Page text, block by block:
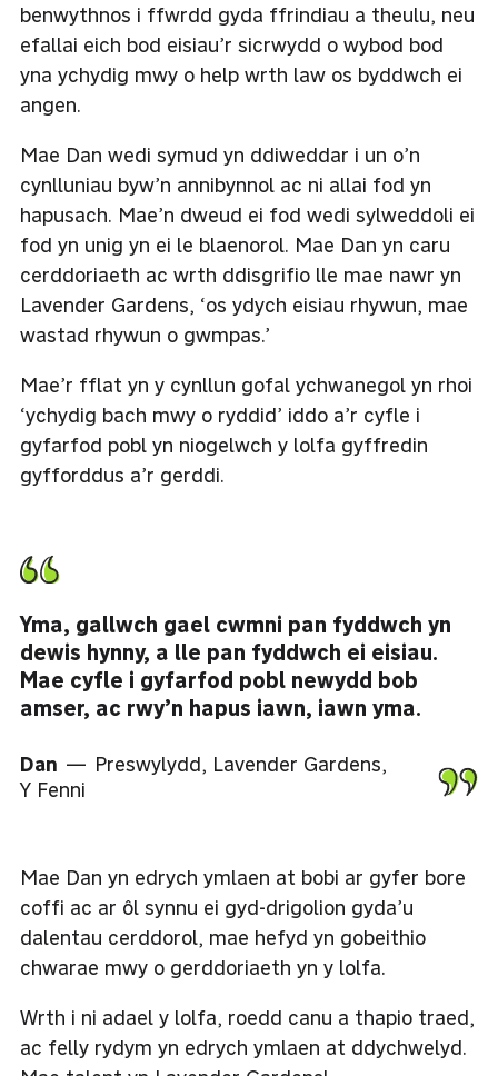
benwythnos i ffwrdd gyda ffrindiau a theulu, neu
efallai eich bod eisiau’r sicrwydd o wybod bod
yna ychydig mwy o help wrth law os byddwch ei
angen.
Mae Dan wedi symud yn ddiweddar i un o’n
cynlluniau byw’n annibynnol ac ni allai fod yn
hapusach. Mae’n dweud ei fod wedi sylweddoli ei
fod yn unig yn ei le blaenorol. Mae Dan yn caru
cerddoriaeth ac wrth ddisgrifio lle mae nawr yn
Lavender Gardens, ‘os ydych eisiau rhywun, mae
wastad rhywun o gwmpas.’
Mae’r fflat yn y cynllun gofal ychwanegol yn rhoi
‘ychydig bach mwy o ryddid’ iddo a’r cyfle i
gyfarfod pobl yn niogelwch y lolfa gyffredin
gyfforddus a’r gerddi.
Yma, gallwch gael cwmni pan fyddwch yn
dewis hynny, a lle pan fyddwch ei eisiau.
Mae cyfle i gyfarfod pobl newydd bob
amser, ac rwy’n hapus iawn, iawn yma.
Dan — Preswylydd, Lavender Gardens,
Y Fenni
Mae Dan yn edrych ymlaen at bobi ar gyfer bore
coffi ac ar ôl synnu ei gyd-drigolion gyda’u
dalentau cerddorol, mae hefyd yn gobeithio
chwarae mwy o gerddoriaeth yn y lolfa.
Wrth i ni adael y lolfa, roedd canu a thapio traed,
ac felly rydym yn edrych ymlaen at ddychwelyd.